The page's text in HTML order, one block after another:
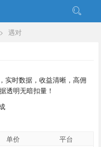
> 遇对
实时数据，收益清晰，高佣
透明无暗扣量！
单价 平台